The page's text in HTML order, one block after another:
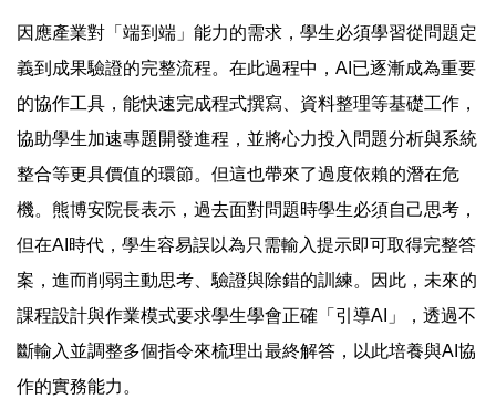
因應產業對「端到端」能力的需求，學生必須學習從問題定
義到成果驗證的完整流程。在此過程中，AI已逐漸成為重要
的協作工具，能快速完成程式撰寫、資料整理等基礎工作，
協助學生加速專題開發進程，並將心力投入問題分析與系統
整合等更具價值的環節。但這也帶來了過度依賴的潛在危
機。熊博安院長表示，過去面對問題時學生必須自己思考，
但在AI時代，學生容易誤以為只需輸入提示即可取得完整答
案，進而削弱主動思考、驗證與除錯的訓練。因此，未來的
課程設計與作業模式要求學生學會正確「引導AI」，透過不
斷輸入並調整多個指令來梳理出最終解答，以此培養與AI協
作的實務能力。